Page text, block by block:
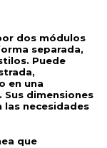
dos módulos
separada,
Puede
en una
dimensiones
necesidades
que